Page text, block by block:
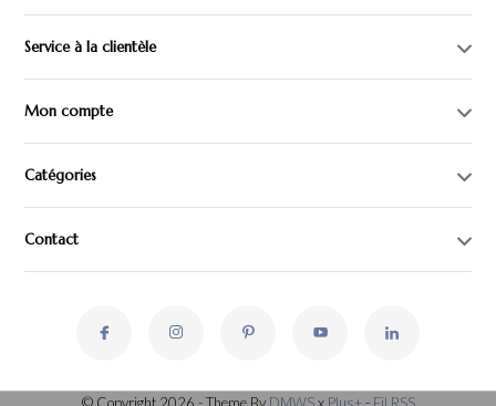
Service à la clientèle
Mon compte
Catégories
Contact